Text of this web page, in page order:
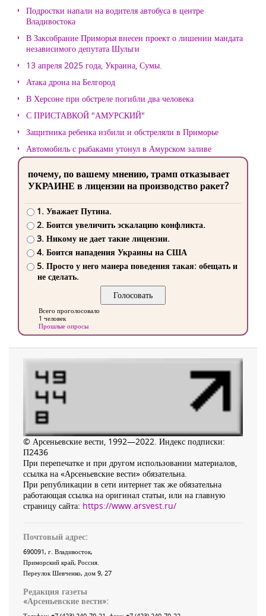
Подростки напали на водителя автобуса в центре
Владивостока
В Заксобрание Приморья внесен проект о лишении мандата
независимого депутата Шульги
13 апреля 2025 года, Украина, Сумы.
Атака дрона на Белгород
В Херсоне при обстреле погибли два человека
С ПРИСТАВКОЙ "АМУРСКИЙ"
Защитника ребенка избили и обстреляли в Приморье
Автомобиль с рыбаками утонул в Амурском заливе
почему, по вашему мнению, трамп отказывает
УКРАИНЕ в лицензии на производство ракет?
1. Уважает Путина.
2. Боится увеличить эскалацию конфликта.
3. Никому не дает такие лицензии.
4. Боится нападения Украины на США
5. Просто у него манера поведения такая: обещать и
не сделать.
Всего проголосовало
1 человек
Прошлые опросы
© Арсеньевские вести, 1992—2022. Индекс подписки:
П2436
При перепечатке и при другом использовании материалов,
ссылка на «Арсеньевские вести» обязательна.
При републикации в сети интернет так же обязательна
работающая ссылка на оригинал статьи, или на главную
страницу сайта: https://www.arsvest.ru/
Почтовый адрес:
690091, г. Владивосток,
Приморский край, Россия
Переулок Шевченко, дом 9, 27
Редакция газеты
«Арсеньевские вести»: